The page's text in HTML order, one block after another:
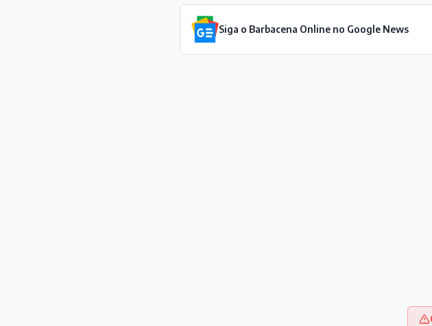
Siga o Barbacena Online no Google News